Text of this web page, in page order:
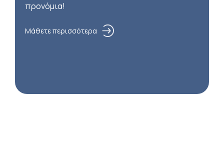
προνόμια!
Μάθετε περισσότερα